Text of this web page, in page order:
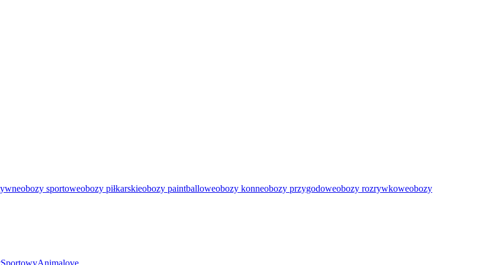
obozy sportoweobozy piłkarskieobozy paintballoweobozy konneobozy przygodoweobozy rozrywkoweobozy
SportowyAnimalove